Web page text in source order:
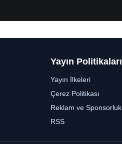
Yayın Politikaları
Yayın İlkeleri
Çerez Politikası
Reklam ve Sponsorluk
RSS